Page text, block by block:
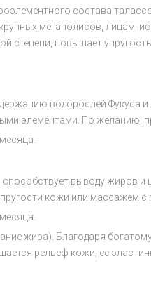
состава
мегаполисов,
повышает
водорослей Фукуса
элементами. По желанию,
выводу жиров
кожи или массажем
жира). Благодаря
рельеф кожи, ее